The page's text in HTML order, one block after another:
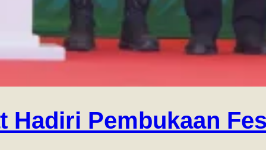
Hadiri Pembukaan